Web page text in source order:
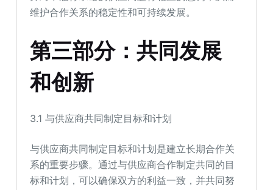
维护合作关系的稳定性和可持续发展。
第三部分：共同发展
和创新
3.1 与供应商共同制定目标和计划
与供应商共同制定目标和计划是建立长期合作关
系的重要步骤。通过与供应商合作制定共同的目
标和计划，可以确保双方的利益一致，并共同努